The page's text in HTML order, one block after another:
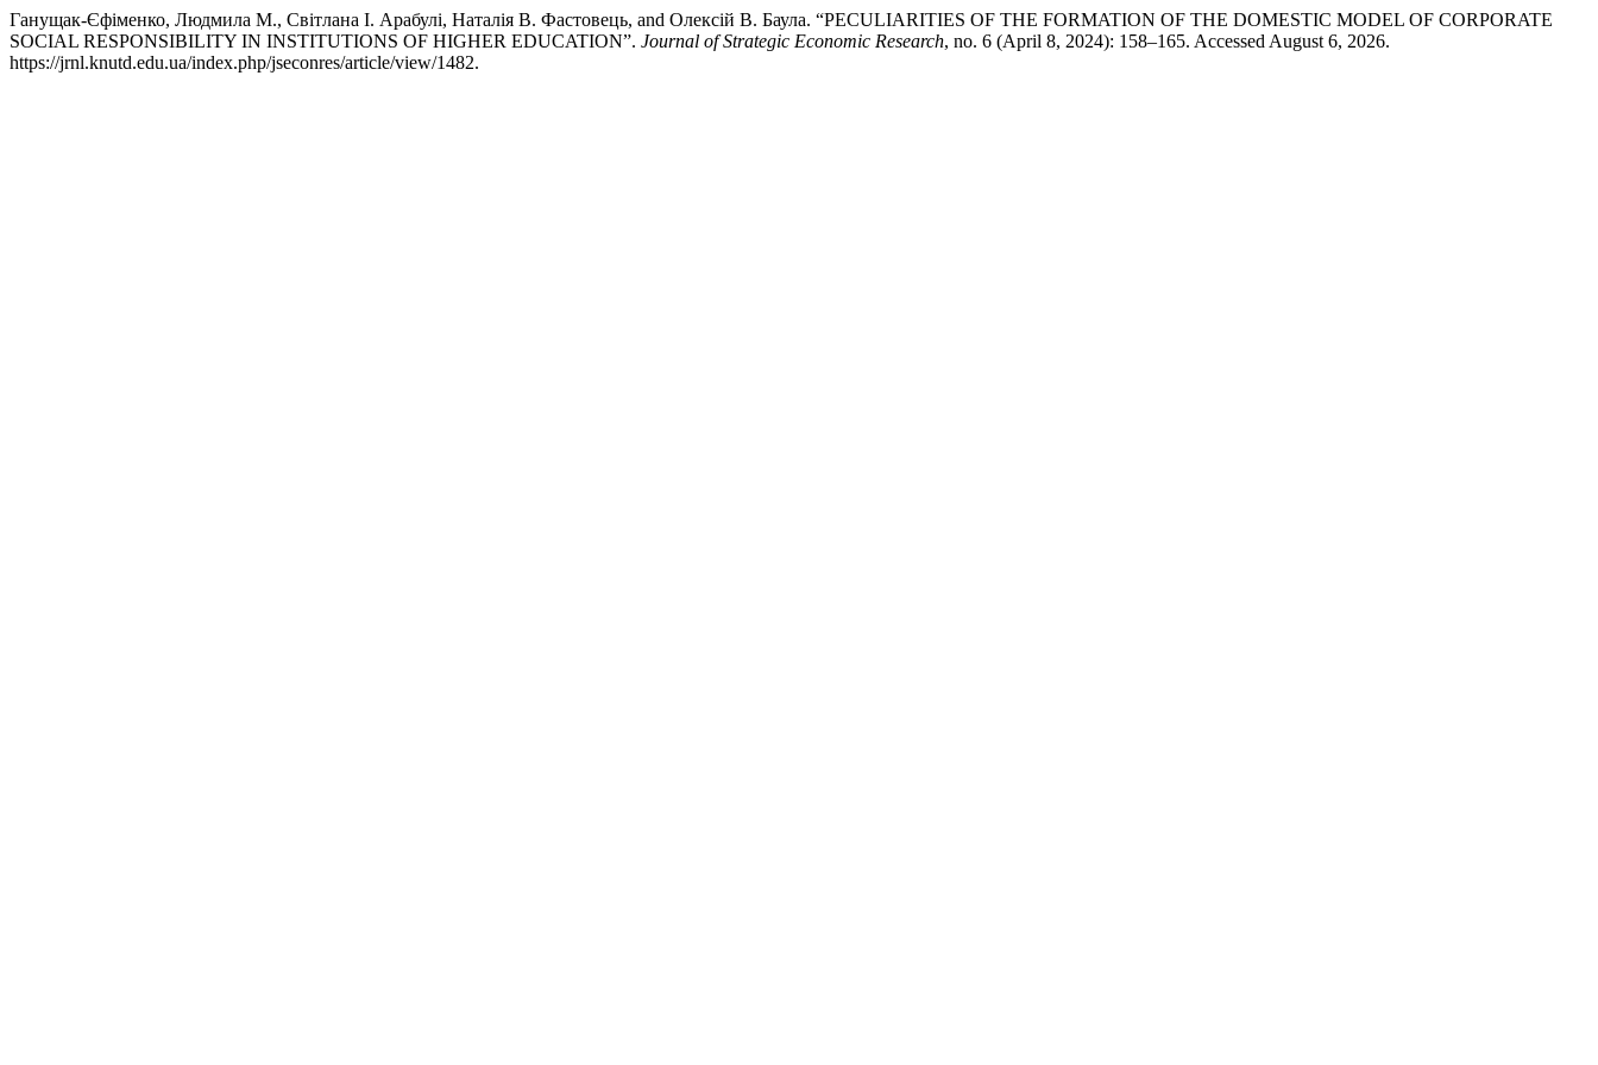
Ганущак-Єфіменко, Людмила М., Світлана І. Арабулі, Наталія В. Фастовець, and Олексій В. Баула. “PECULIARITIES OF THE FORMATION OF THE DOMESTIC MODEL OF CORPORATE
SOCIAL RESPONSIBILITY IN INSTITUTIONS OF HIGHER EDUCATION”. Journal of Strategic Economic Research, no. 6 (April 8, 2024): 158–165. Accessed August 6, 2026.
https://jrnl.knutd.edu.ua/index.php/jseconres/article/view/1482.